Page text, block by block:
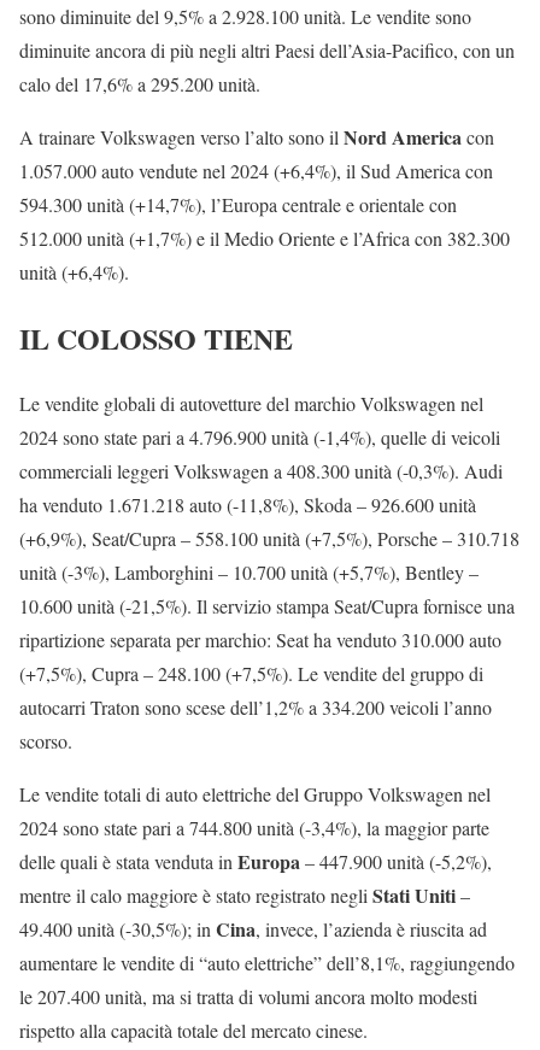
sono diminuite del 9,5% a 2.928.100 unità. Le vendite sono
diminuite ancora di più negli altri Paesi dell’Asia-Pacifico, con un
calo del 17,6% a 295.200 unità.
A trainare Volkswagen verso l’alto sono il Nord Americacon
1.057.000 auto vendute nel 2024 (+6,4%), il Sud America con
594.300 unità (+14,7%), l’Europa centrale e orientale con
512.000 unità (+1,7%) e il Medio Oriente e l’Africa con 382.300
unità (+6,4%).
IL COLOSSO TIENE
Le vendite globali di autovetture del marchio Volkswagen nel
2024 sono state pari a 4.796.900 unità (-1,4%), quelle di veicoli
commerciali leggeri Volkswagen a 408.300 unità (-0,3%). Audi
ha venduto 1.671.218 auto (-11,8%), Skoda – 926.600 unità
(+6,9%), Seat/Cupra – 558.100 unità (+7,5%), Porsche – 310.718
unità (-3%), Lamborghini – 10.700 unità (+5,7%), Bentley –
10.600 unità (-21,5%). Il servizio stampa Seat/Cupra fornisce una
ripartizione separata per marchio: Seat ha venduto 310.000 auto
(+7,5%), Cupra – 248.100 (+7,5%). Le vendite del gruppo di
autocarri Traton sono scese dell’1,2% a 334.200 veicoli l’anno
scorso.
Le vendite totali di auto elettriche del Gruppo Volkswagen nel
2024 sono state pari a 744.800 unità (-3,4%), la maggior parte
delle quali è stata venduta inEuropa– 447.900 unità (-5,2%),
mentre il calo maggiore è stato registrato negliStati Uniti–
49.400 unità (-30,5%); inCina, invece, l’azienda è riuscita ad
aumentare le vendite di “auto elettriche” dell’8,1%, raggiungendo
le 207.400 unità, ma si tratta di volumi ancora molto modesti
rispetto alla capacità totale del mercato cinese.